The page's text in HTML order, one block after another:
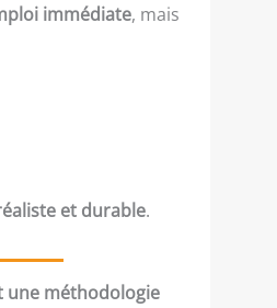
immédiate, mais
et durable.
une méthodologie